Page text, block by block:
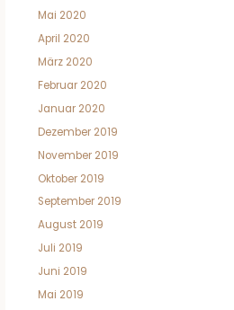
Mai 2020
April 2020
März 2020
Februar 2020
Januar 2020
Dezember 2019
November 2019
Oktober 2019
September 2019
August 2019
Juli 2019
Juni 2019
Mai 2019